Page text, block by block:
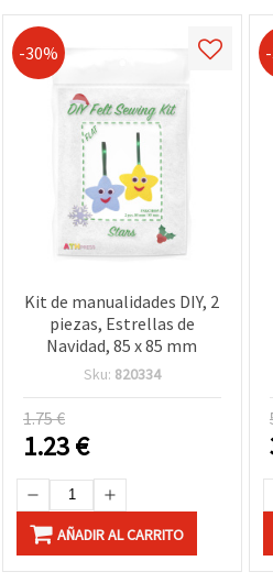
-30%
Kit de manualidades DIY, 2
piezas, Estrellas de
Navidad, 85 x 85 mm
Sku: 820334
1.75 €
1.23€
AÑADIR AL CARRITO